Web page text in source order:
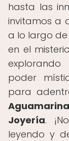
hasta las
invitamos a
a lo largo de
en el
poder
para
Joyería.
leyendo y